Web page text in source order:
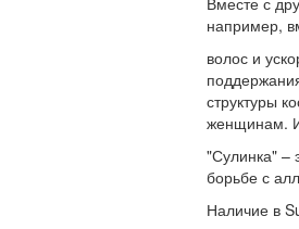
например,
волос и
структуры
женщинам.
"Сулинка"–
борьбе с
Наличие в